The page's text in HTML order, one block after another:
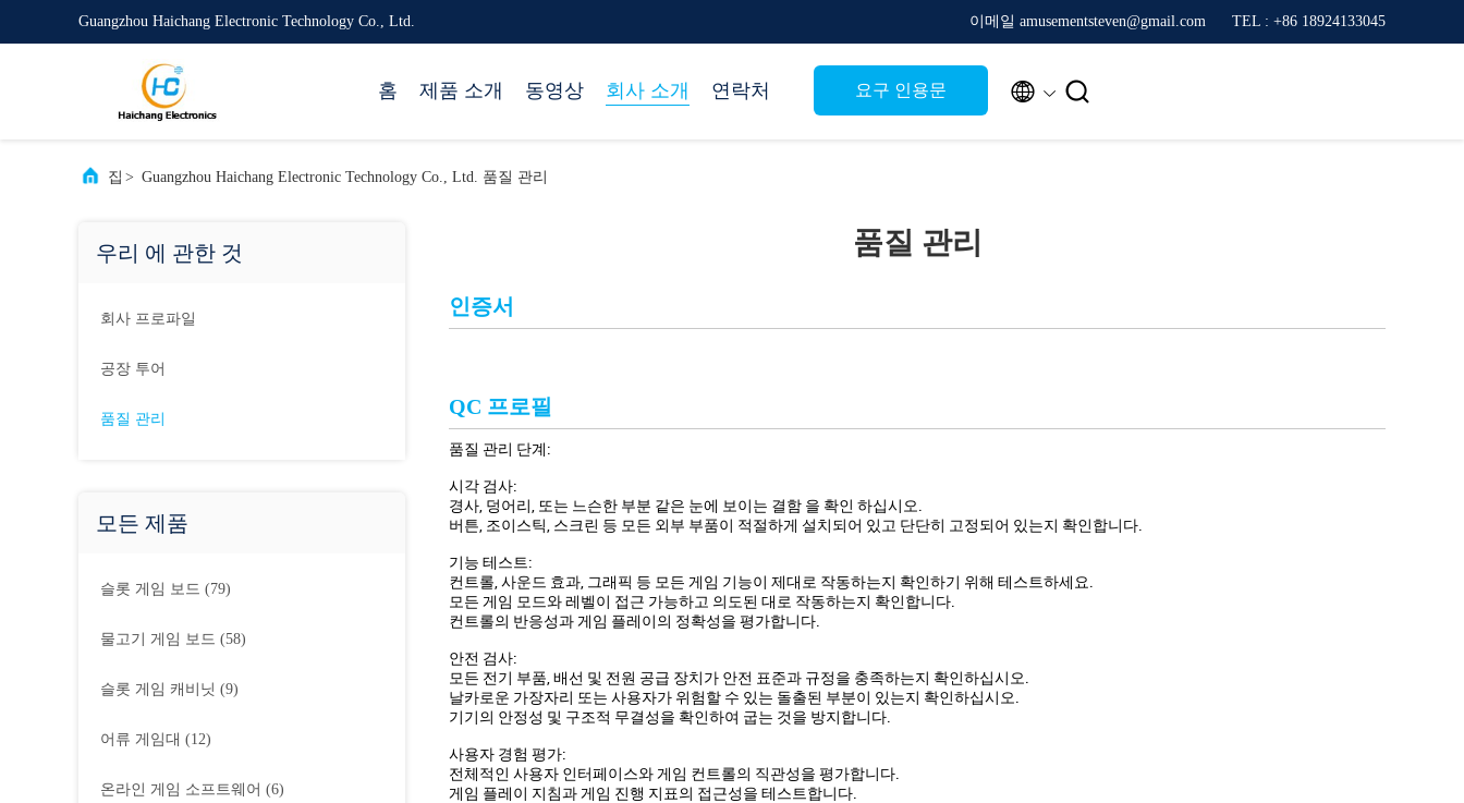
Guangzhou Haichang Electronic Technology Co., Ltd. 이메일 amusementsteven@gmail.com TEL : +86 18924133045
홈 제품 소개 동영상 회사 소개 연락처 요구 인용문  
집 > Guangzhou Haichang Electronic Technology Co., Ltd. 품질 관리
우리 에 관한 것
회사 프로파일
공장 투어
품질 관리
모든 제품
슬롯 게임 보드 (79)
물고기 게임 보드 (58)
슬롯 게임 캐비닛 (9)
어류 게임대 (12)
온라인 게임 소프트웨어 (6)
품질 관리
인증서
QC 프로필
품질 관리 단계:
시각 검사:
경사, 덩어리, 또는 느슨한 부분 같은 눈에 보이는 결함 을 확인 하십시오.
버튼, 조이스틱, 스크린 등 모든 외부 부품이 적절하게 설치되어 있고 단단히 고정되어 있는지 확인합니다.
기능 테스트:
컨트롤, 사운드 효과, 그래픽 등 모든 게임 기능이 제대로 작동하는지 확인하기 위해 테스트하세요.
모든 게임 모드와 레벨이 접근 가능하고 의도된 대로 작동하는지 확인합니다.
컨트롤의 반응성과 게임 플레이의 정확성을 평가합니다.
안전 검사:
모든 전기 부품, 배선 및 전원 공급 장치가 안전 표준과 규정을 충족하는지 확인하십시오.
날카로운 가장자리 또는 사용자가 위험할 수 있는 돌출된 부분이 있는지 확인하십시오.
기기의 안정성 및 구조적 무결성을 확인하여 굽는 것을 방지합니다.
사용자 경험 평가:
전체적인 사용자 인터페이스와 게임 컨트롤의 직관성을 평가합니다.
게임 플레이 지침과 게임 진행 지표의 접근성을 테스트합니다.